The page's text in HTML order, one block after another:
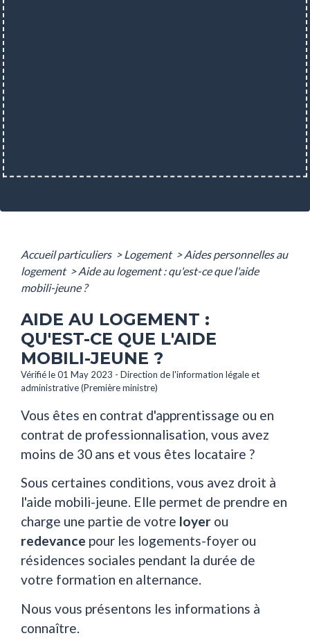
Accueil particuliers > Logement > Aides personnelles au
logement > Aide au logement : qu'est-ce que l'aide
mobili-jeune ?
AIDE AU LOGEMENT :
QU'EST-CE QUE L'AIDE
MOBILI-JEUNE ?
Vérifié le 01 May 2023 - Direction de l'information légale et
administrative (Première ministre)
Vous êtes en contrat d'apprentissage ou en
contrat de professionnalisation, vous avez
moins de 30 ans et vous êtes locataire ?
Sous certaines conditions, vous avez droit à
l'aide mobili-jeune. Elle permet de prendre en
charge une partie de votre loyer ou
redevance pour les logements-foyer ou
résidences sociales pendant la durée de
votre formation en alternance.
Nous vous présentons les informations à
connaître.